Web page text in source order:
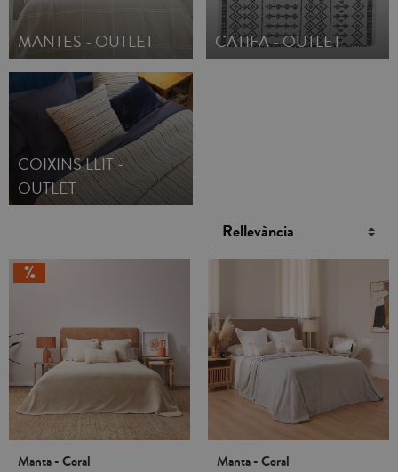
MANTES - OUTLET CATIFA - OUTLET
COIXINS LLIT -
OUTLET
Manta - Coral Manta - Coral